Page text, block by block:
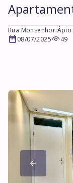
Rua Monsenhor Ápio
08/07/2025
49